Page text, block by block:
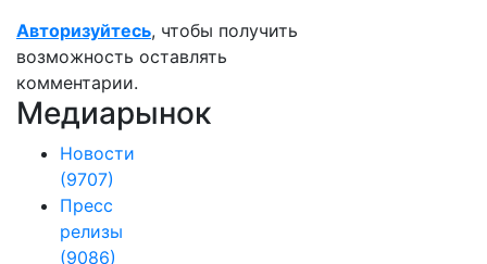
Авторизуйтесь, чтобы получить
возможность оставлять
комментарии.
Медиарынок
Новости
(9707)
Пресс
релизы
(9086)